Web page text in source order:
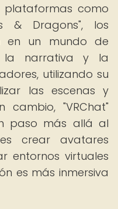
plataformas como
& Dragons", los
en un mundo de
narrativa y la
utilizando su
las escenas y
cambio, "VRChat"
paso más allá al
crear avatares
entornos virtuales
es más inmersiva